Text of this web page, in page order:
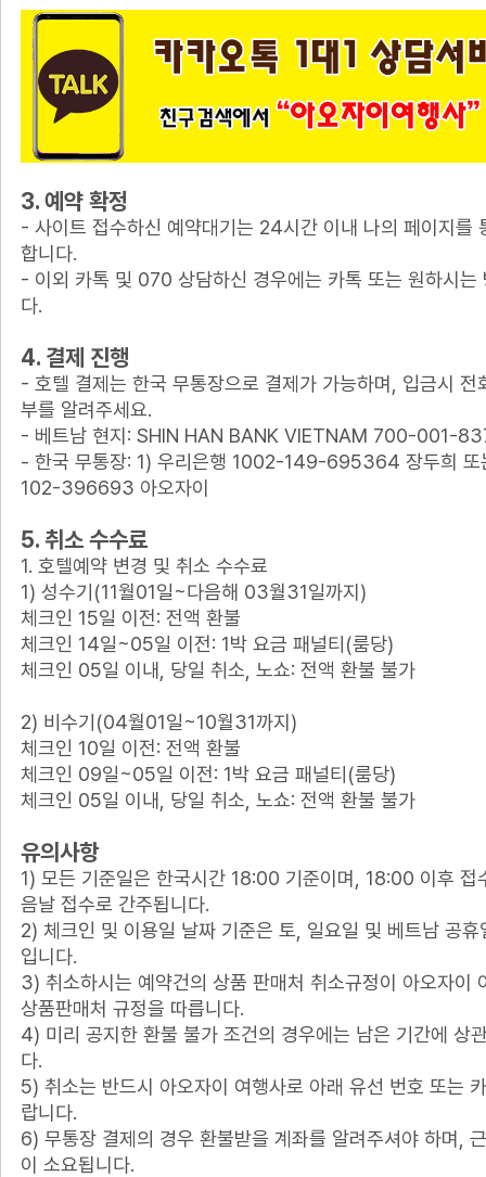
3. 예약 확정
- 사이트 접수하신 예약대기는 24시간 이내 나의 페이지를
합니다.
- 이외 카톡 및 070 상담하신 경우에는 카톡 또는 원하시는
다.
4. 결제 진행
- 호텔 결제는 한국 무통장으로 결제가 가능하며, 입금시 전
부를 알려주세요.
- 베트남 현지: SHIN HAN BANK VIETNAM 700-001-
- 한국 무통장: 1) 우리은행 1002-149-695364 장두희
102-396693 아오자이
5. 취소 수수료
1. 호텔예약 변경 및 취소 수수료
1) 성수기(11월01일~다음해 03월31일까지)
체크인 15일 이전: 전액 환불
체크인 14일~05일 이전: 1박 요금 패널티(룸당)
체크인 05일 이내, 당일 취소, 노쇼: 전액 환불 불가
2) 비수기(04월01일~10월31까지)
체크인 10일 이전: 전액 환불
체크인 09일~05일 이전: 1박 요금 패널티(룸당)
체크인 05일 이내, 당일 취소, 노쇼: 전액 환불 불가
유의사항
1) 모든 기준일은 한국시간 18:00 기준이며, 18:00 이후 접
음날 접수로 간주됩니다.
2) 체크인 및 이용일 날짜 기준은 토, 일요일 및 베트남 공
입니다.
3) 취소하시는 예약건의 상품 판매처 취소규정이 아오자이
상품판매처 규정을 따릅니다.
4) 미리 공지한 환불 불가 조건의 경우에는 남은 기간에 상
다.
5) 취소는 반드시 아오자이 여행사로 아래 유선 번호 또는
랍니다.
6) 무통장 결제의 경우 환불받을 계좌를 알려주셔야 하며,
이 소요됩니다.